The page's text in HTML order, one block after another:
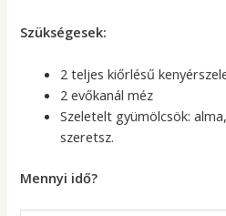
Szükségesek:
2 teljes kiőrlésű
2 evőkanál méz
Szeletelt gyümölcsök:
szeretsz.
Mennyi idő?